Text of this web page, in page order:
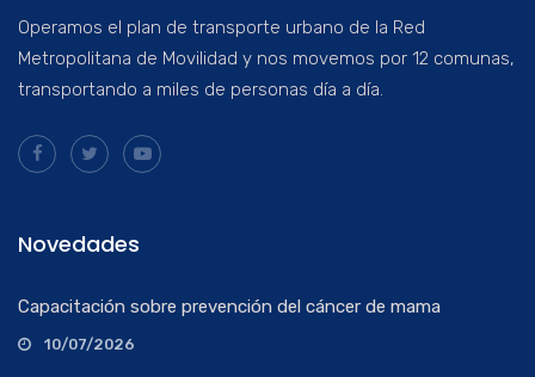
Operamos el plan de transporte urbano de la Red
Metropolitana de Movilidad y nos movemos por 12 comunas,
transportando a miles de personas día a día.
Novedades
Capacitación sobre prevención del cáncer de mama
10/07/2026